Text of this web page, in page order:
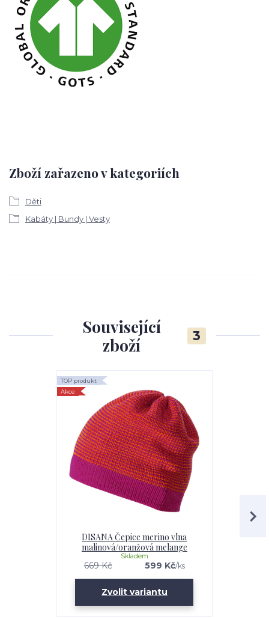
Zboží zařazeno v kategoriích
Děti
Kabáty | Bundy | Vesty
Související
zboží
3
TOP produkt
Akce
DISANA Čepice merino vlna
malinová/oranžová melange
669 Kč 599 Kč/ks
Skladem
Zvolit variantu